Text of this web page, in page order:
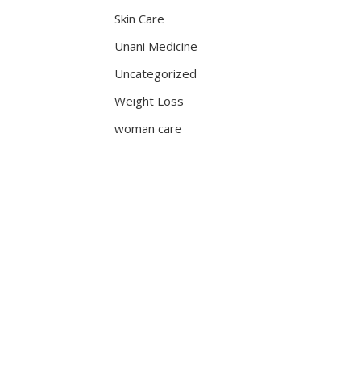
Skin Care
Unani Medicine
Uncategorized
Weight Loss
woman care